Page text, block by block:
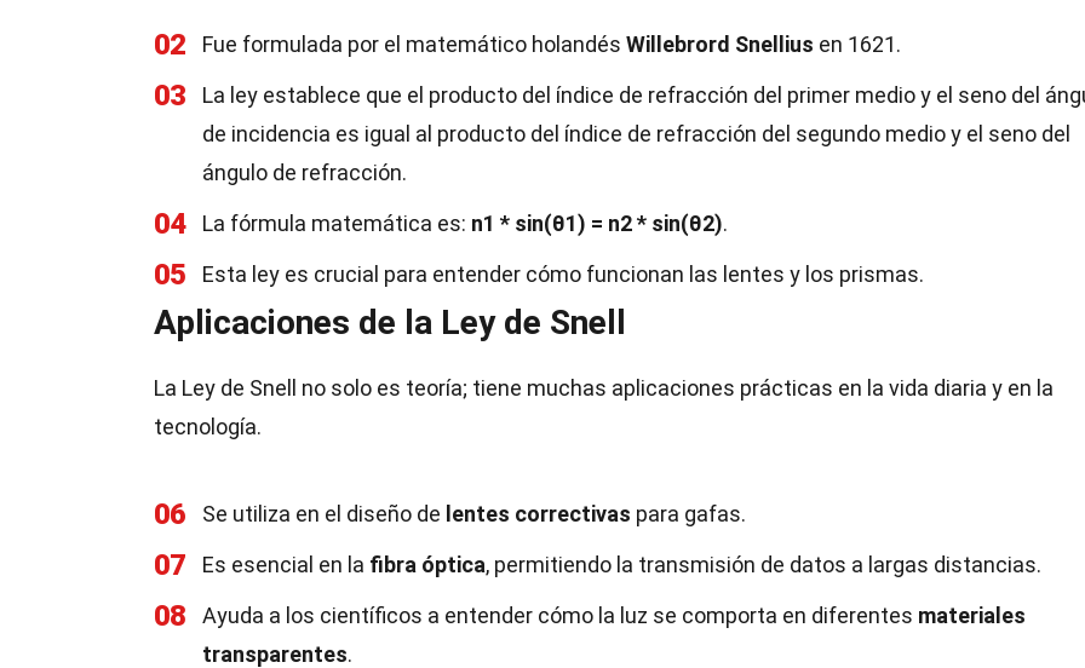
02 Fue formulada por el matemático holandés Willebrord Snellius en 1621.
03
La ley establece que el producto del índice de refracción del primer medio y el seno del
de incidencia es igual al producto del índice de refracción del segundo medio y el seno del
ángulo de refracción.
04 La fórmula matemática es: n1 * sin(θ1) = n2 * sin(θ2).
05 Esta ley es crucial para entender cómo funcionan las lentes y los prismas.
Aplicaciones de la Ley de Snell
La Ley de Snell no solo es teoría; tiene muchas aplicaciones prácticas en la vida diaria y en la
tecnología.
06 Se utiliza en el diseño de lentes correctivas para gafas.
07 Es esencial en la fibra óptica, permitiendo la transmisión de datos a largas distancias.
08 Ayuda a los científicos a entender cómo la luz se comporta en diferentes materiales
transparentes.